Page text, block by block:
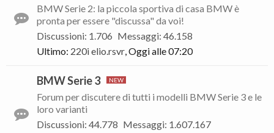
BMW Serie 2: la piccola sportiva di casa BMW è
pronta per essere "discussa" da voi!
Discussioni: 1.706 Messaggi: 46.158
Ultimo: 220ielio.rsvr,Oggi alle 07:20
BMW Serie 3
Forum per discutere di tutti i modelli BMW Serie 3 e le
loro varianti
Discussioni: 44.778 Messaggi: 1.607.167